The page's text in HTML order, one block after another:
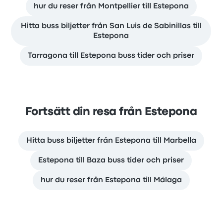
hur du reser från Montpellier till Estepona
Hitta buss biljetter från San Luis de Sabinillas till
Estepona
Tarragona till Estepona buss tider och priser
Fortsätt din resa från Estepona
Hitta buss biljetter från Estepona till Marbella
Estepona till Baza buss tider och priser
hur du reser från Estepona till Málaga